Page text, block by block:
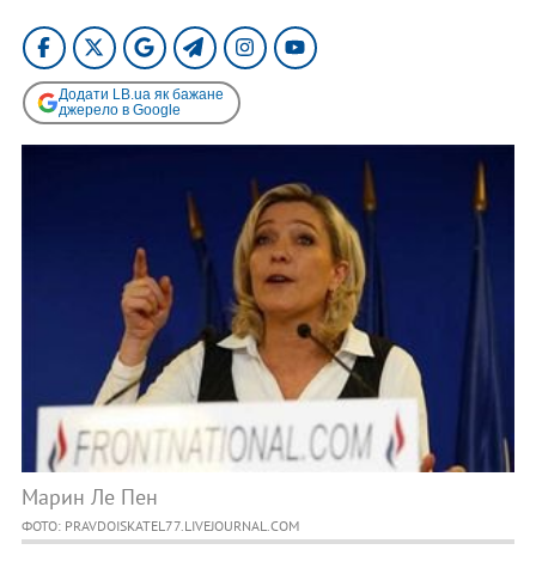
Додати LB.ua як бажане
джерело в Google
Марин Ле Пен
ФОТО: PRAVDOISKATEL77.LIVEJOURNAL.COM